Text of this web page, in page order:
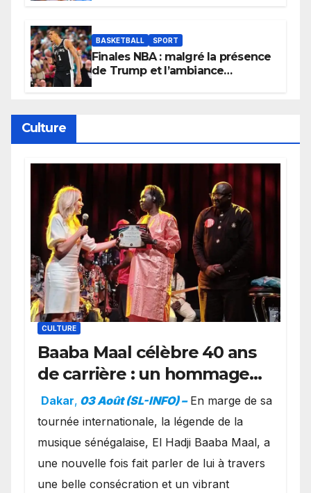
BASKETBALL SPORT
Finales NBA : malgré la présence
de Trump et l’ambiance
Culture
CULTURE
Baaba Maal célèbre 40 ans
de carrière : un hommage
exceptionnel à Oslo en
présence de la famille
royale.
Dakar, 03 Août (SL-INFO) – ​En marge de sa
tournée internationale, la légende de la
musique sénégalaise, El Hadji Baaba Maal, a
une nouvelle fois fait parler de lui à travers
une belle consécration et un vibrant